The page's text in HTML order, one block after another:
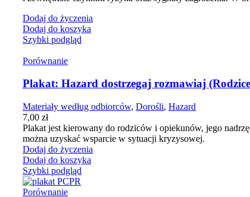
Dodaj do życzenia
Dodaj do koszyka
Szybki podgląd
Porównanie
Plakat: Hazard dostrzegaj rozmawiaj
Materiały według odbiorców, Dorośli, Hazard
7,00 zł
Plakat jest kierowany do rodziców i opiekunów, jego
można uzyskać wsparcie w sytuacji kryzysowej.
Dodaj do życzenia
Dodaj do koszyka
Szybki podgląd
Porównanie